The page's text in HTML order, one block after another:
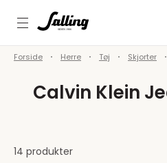
Forside Herre Tøj Skjorter
Calvin Klein
14 produkter